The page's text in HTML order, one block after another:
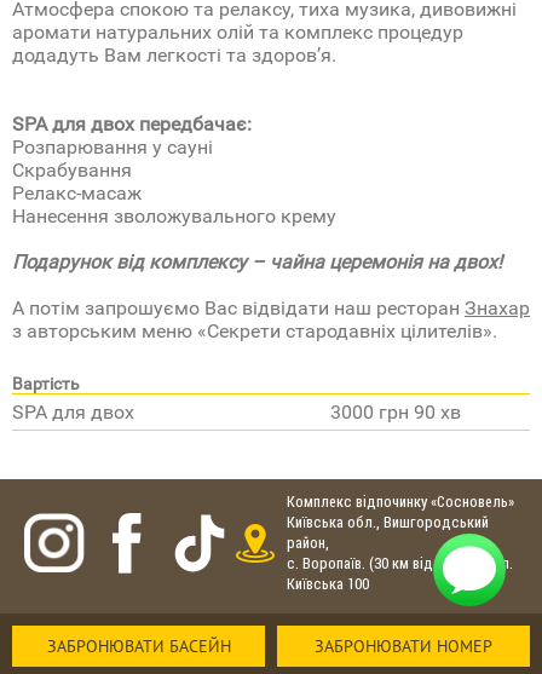
Атмосфера спокою та релаксу, тиха музика, дивовижні
аромати натуральних олій та комплекс процедур
додадуть Вам легкості та здоров’я.
SPA для двох передбачає:
Розпарювання у сауні
Скрабування
Релакс-масаж
Нанесення зволожувального крему
Подарунок від комплексу – чайна церемонія на двох!
А потім запрошуємо Вас відвідати наш ресторан Знахар
з авторським меню «Секрети стародавніх цілителів».
Вартість
SPA для двох 3000 грн 90 хв
Комплекс відпочинку «Сосновель»
Київська обл., Вишгородський
район,
с. Воропаїв. (30 км від Києва), вул.
Київська 100
ЗАБРОНЮВАТИ БАСЕЙН ЗАБРОНЮВАТИ НОМЕР